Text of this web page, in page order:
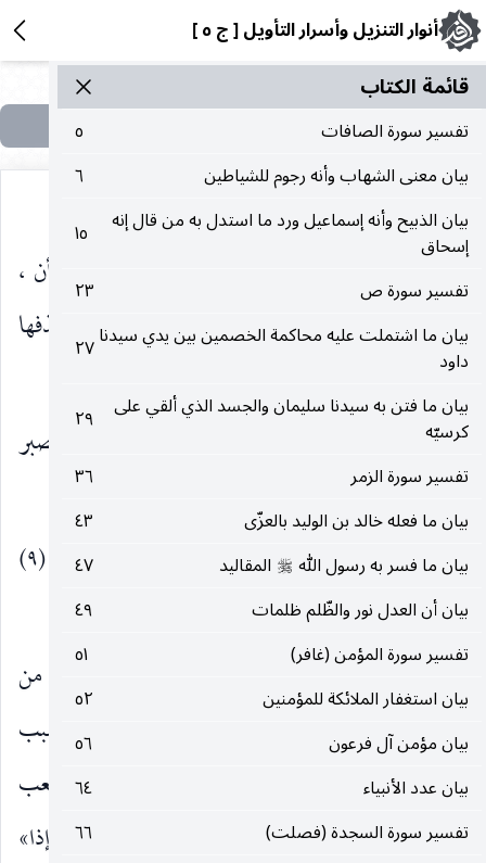
أنوار التنزيل وأسرار التأويل [ ج ٥ ]
قائمة الکتاب
تفسير سورة الصافات
٥
بيان معنى الشهاب وأنه رجوم للشياطين
٦
بيان الذبيح وأنه إسماعيل ورد ما استدل به من قال إنه
إسحاق
١٥
تفسير سورة ص
٢٣
بيان ما اشتملت عليه محاكمة الخصمين بين يدي سيدنا
داود
٢٧
بيان ما فتن به سيدنا سليمان والجسد الذي ألقي على
كرسيّه
٢٩
تفسير سورة الزمر
٣٦
بيان ما فعله خالد بن الوليد بالعزّى
٤٣
بيان ما فسر به رسول الله صلى‌الله‌عليه‌وسلم المقاليد
٤٧
بيان أن العدل نور والظّلم ظلمات
٤٩
تفسير سورة المؤمن (غافر)
٥١
بيان استغفار الملائكة للمؤمنين
٥٢
بيان مؤمن آل فرعون
٥٦
بيان عدد الأنبياء
٦٤
تفسير سورة السجدة (فصلت)
٦٦
تَسْتَكْثِرُ
بمعنى تجده كثيرا وبالنصب على إضمار أن ،
وقد قرئ بها وعلى هذا يجوز أن يكون الرفع بحذفها
وإبطال عملها ، كما روي : احضر الوغى. بالرفع.
(وَلِرَبِّكَ
فاستعمل الصبر
، أو فاصبر على مشاق التكاليف وأذى المشركين.
(فَإِذا نُقِرَ فِي النَّاقُورِ(٨) فَذلِكَ يَوْمَئِذٍ يَوْمٌ عَسِيرٌ (٩)
عَلَى الْكافِرِينَ غَيْرُ يَسِيرٍ)(١٠)
(فَإِذا نُقِرَ) نفخ.
في الصور فاعول من
النقر بمعنى التصويت وأصله القرع الذي هو سبب
الصوت ، والفاء للسببية كأنه قال : اصبر على زمان صعب
تلقى فيه عاقبة صبرك وأعداؤك عاقبة ضرهم ، و «إذا»